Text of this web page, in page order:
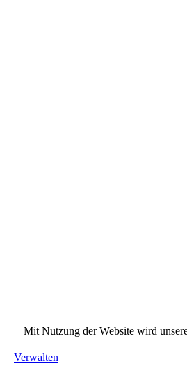
Mit Nutzung der Website wird
Verwalten